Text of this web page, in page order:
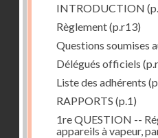
INTRODUCTION
Règlement(p.r13)
Questions soumises
Délégués officiels
Liste des adhérents
RAPPORTS (p.1)
1re QUESTION --
appareils à vapeur,